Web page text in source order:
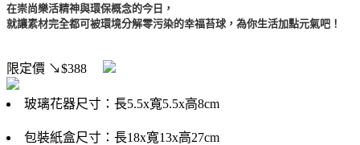
在崇尚樂活精神與環保概念的今日，
就讓素材完全都可被環境分解零污染的幸福苔球，為你生活加點元氣吧！
限定價 ↘$388
玻璃花器尺寸：長5.5x寬5.5x高8cm
包裝紙盒尺寸：長18x寬13x高27cm